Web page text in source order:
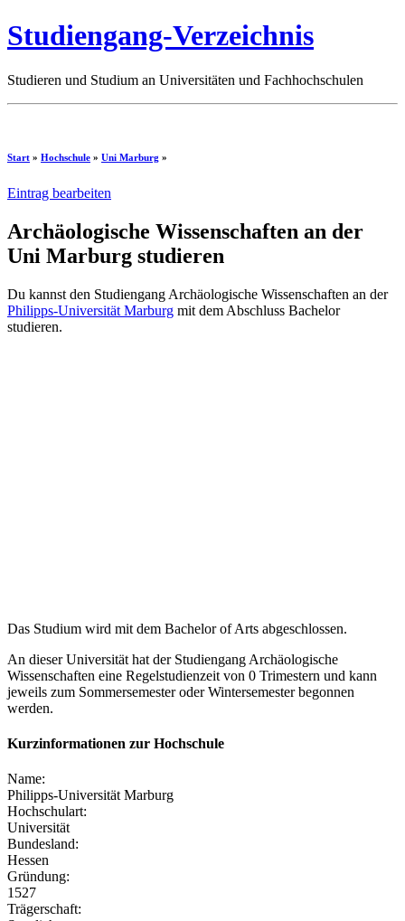
Studiengang-Verzeichnis
Studieren und Studium an Universitäten und Fachhochschulen
Start » Hochschule » Uni Marburg »
Eintrag bearbeiten
Archäologische Wissenschaften an der
Uni Marburg studieren
Du kannst den Studiengang Archäologische Wissenschaften an der
Philipps-Universität Marburg mit dem Abschluss Bachelor
studieren.
Das Studium wird mit dem Bachelor of Arts abgeschlossen.
An dieser Universität hat der Studiengang Archäologische
Wissenschaften eine Regelstudienzeit von 0 Trimestern und kann
jeweils zum Sommersemester oder Wintersemester begonnen
werden.
Kurzinformationen zur Hochschule
Name:
Philipps-Universität Marburg
Hochschulart:
Universität
Bundesland:
Hessen
Gründung:
1527
Trägerschaft: